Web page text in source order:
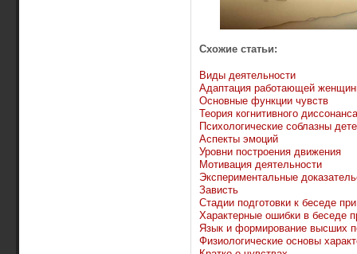
Схожие статьи:
Виды деятельности
Адаптация работающей
Основные функции чувств
Теория когнитивного
Психологические соблазны
Аспекты эмоций
Уровни построения движения
Мотивация деятельности
Экспериментальные
Зависть
Стадии подготовки к беседе
Характерные ошибки в беседе
Язык и формирование высших
Физиологические основы